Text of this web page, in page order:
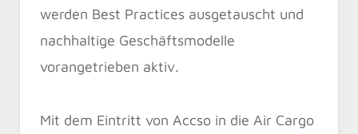
werden Best Practices ausgetauscht und
nachhaltige Geschäftsmodelle
vorangetrieben aktiv.
Mit dem Eintritt von Accso in die Air Cargo